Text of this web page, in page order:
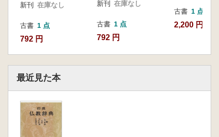
新刊 在庫なし
古書 1 点
792 円
新刊 在庫なし
古書 1 点
792 円
古書 1 点
2,200 円
最近見た本